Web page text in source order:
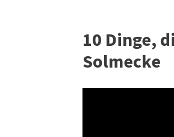
10 Dinge,
Solmecke